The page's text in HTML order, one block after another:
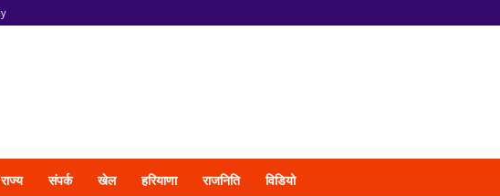
राज्य संपर्क खेल हरियाणा राजनिति विडियो